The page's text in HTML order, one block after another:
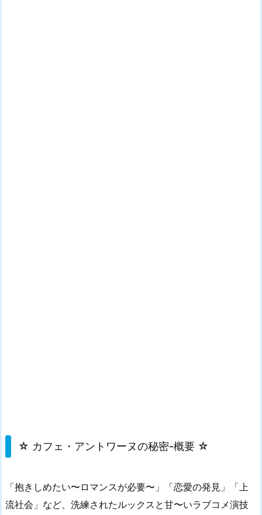
☆ カフェ・アントワーヌの秘密-概要 ☆
「抱きしめたい〜ロマンスが必要〜」「恋愛の発見」「上
流社会」など、洗練されたルックスと甘〜いラブコメ演技